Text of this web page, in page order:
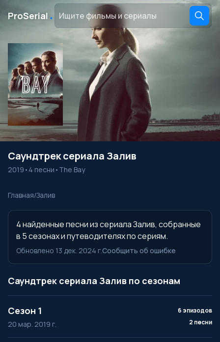
ProSerial ․
Саундтрек сериала Залив
2019 • 4 песни • The Bay
Главная/Залив
4 найденные песни из сериала Залив, собранные
в 5 сезонах и путеводителях по сериям.
Обновлено 13 дек. 2024 г.Сообщить об ошибке
Саундтрек сериала Залив по сезонам
Сезон 1
20 мар. 2019 г.
6 эпизодов
2 песни